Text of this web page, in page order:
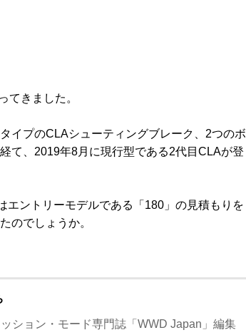
てきました。
イプのCLAシューティングブレーク、2つのボ
て、2019年8月に現行型である2代目CLAが登
ントリーモデルである「180」の見積もりを
のでしょうか。
ション・モード専門誌「WWD Japan」編集